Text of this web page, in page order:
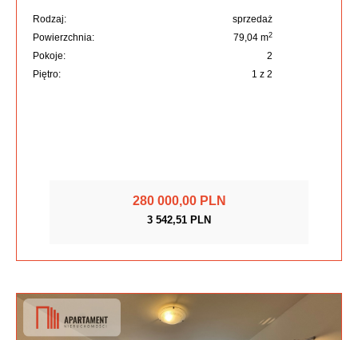
Rodzaj:
sprzedaż
Powierzchnia:
79,04 m2
Pokoje:
2
Piętro:
1 z 2
280 000,00 PLN
3 542,51 PLN